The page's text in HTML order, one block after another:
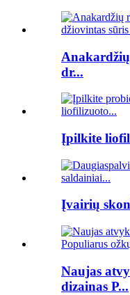
dr...
Įpilkite
Įvairių
Naujas
dizainas P...